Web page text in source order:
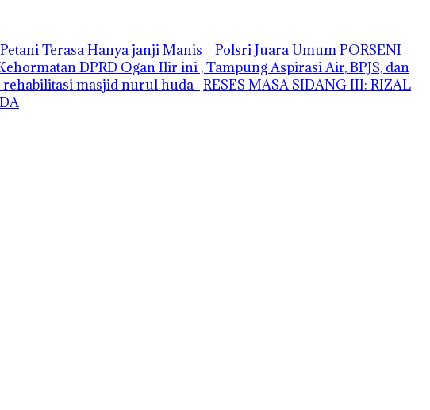
Terasa Hanya janji Manis
Polsri Juara Umum PORSENI
DPRD Ogan Ilir ini , Tampung Aspirasi Air, BPJS, dan
rehabilitasi masjid nurul huda RESES MASA SIDANG III: RIZAL